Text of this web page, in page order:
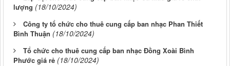
lượng (18/10/2024)
Công ty tổ chức cho thuê cung cấp ban nhạc Phan Thiết
Bình Thuận (18/10/2024)
Tổ chức cho thuê cung cấp ban nhạc Đồng Xoài Bình
Phước giá rẻ (18/10/2024)